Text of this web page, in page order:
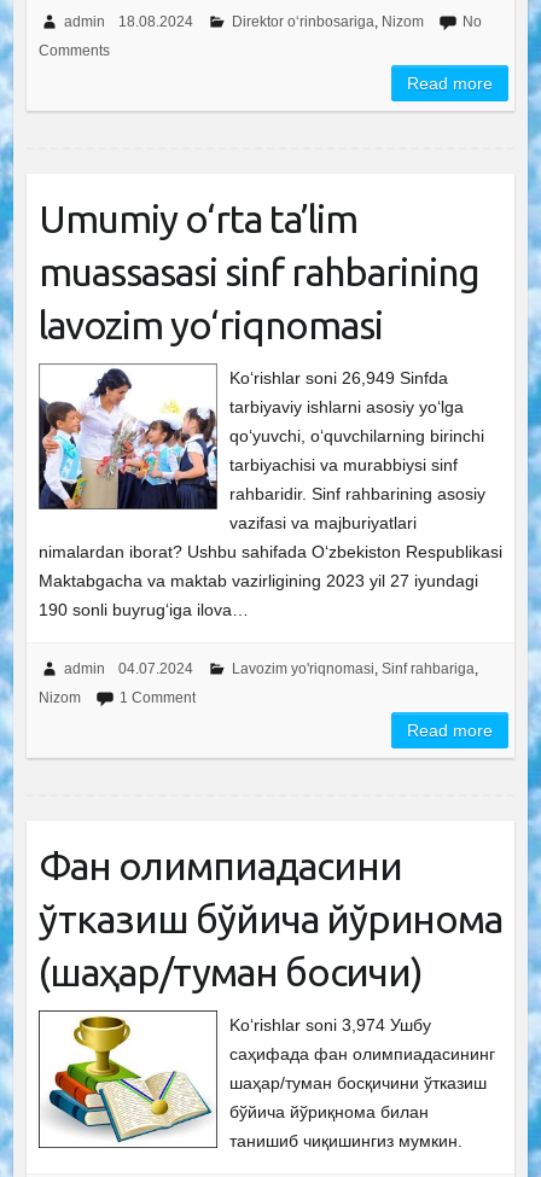
admin 18.08.2024 Direktor o‘rinbosariga Nizom
No
Comments
Read more
Umumiy o‘rta ta’lim
muassasasi sinf rahbarining
lavozim yo‘riqnomasi
Ko‘rishlar soni 26,949 Sinfda
tarbiyaviy ishlarni asosiy yo‘lga
qo‘yuvchi, o‘quvchilarning birinchi
tarbiyachisi va murabbiysi sinf
rahbaridir. Sinf rahbarining asosiy
vazifasi va majburiyatlari
nimalardan iborat? Ushbu sahifada O‘zbekiston Respublikasi
Maktabgacha va maktab vazirligining 2023 yil 27 iyundagi
190 sonli buyrug‘iga ilova…
admin 04.07.2024 Lavozim yo'riqnomasi Sinf rahbariga
Nizom
1 Comment
Read more
Фан олимпиадасини
ўтказиш бўйича йўриқнома
(шаҳар/туман босқичи)
Ko‘rishlar soni 3,974 Ушбу
саҳифада фан олимпиадасининг
шаҳар/туман босқичини ўтказиш
бўйича йўриқнома билан
танишиб чиқишингиз мумкин.